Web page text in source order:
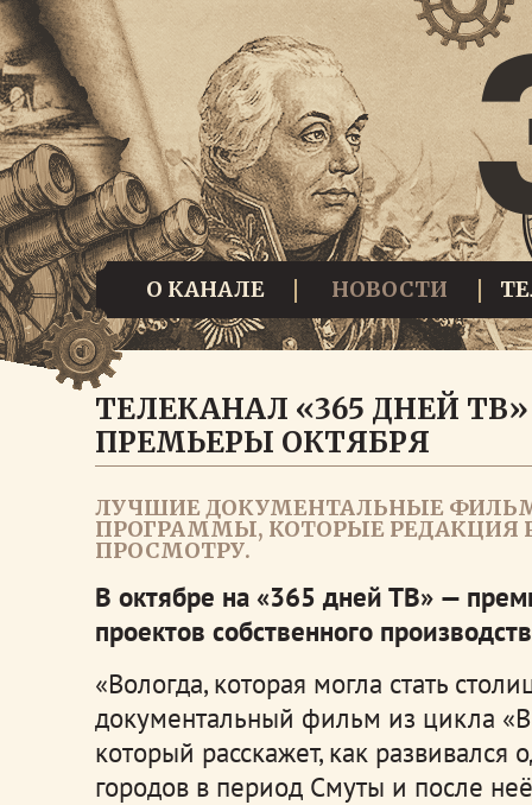
О КАНАЛЕ НОВОСТИ
ТЕЛЕКАНАЛ «365 ДНЕЙ
ПРЕМЬЕРЫ ОКТЯБРЯ
ЛУЧШИЕ ДОКУМЕНТАЛЬНЫЕ
ПРОГРАММЫ, КОТОРЫЕ РЕДАКЦИЯ
ПРОСМОТРУ.
В октябре на «365 дней ТВ» —
проектов собственного
«Вологда, которая могла стать
документальный фильм из цикла
который расскажет, как
городов в период Смуты и после